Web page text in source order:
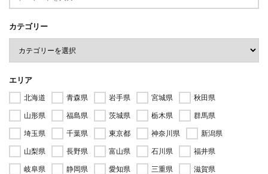
カテゴリー
エリア
北海道 青森県 岩手県 宮城県
秋田県
山形県
福島県 茨城県 栃木県
群馬県
埼玉県
千葉県 東京都 神奈川県
新潟県
山梨県
長野県 富山県 石川県
福井県
岐阜県
静岡県 愛知県 三重県
滋賀県